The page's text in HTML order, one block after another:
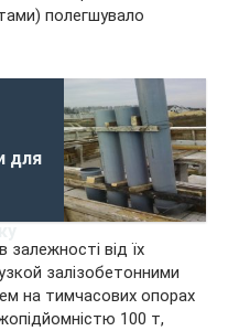
полегшувало
для
залежності від їх
залізобетонними
на тимчасових опорах
100 т,